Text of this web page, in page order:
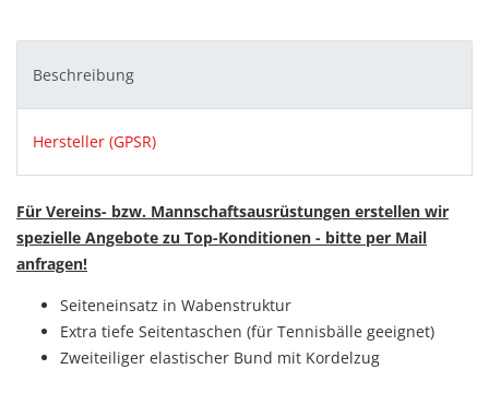
Beschreibung
Hersteller (GPSR)
Für Vereins- bzw. Mannschaftsausrüstungen erstellen wir
spezielle Angebote zu Top-Konditionen - bitte per Mail
anfragen!
Seiteneinsatz in Wabenstruktur
Extra tiefe Seitentaschen (für Tennisbälle geeignet)
Zweiteiliger elastischer Bund mit Kordelzug